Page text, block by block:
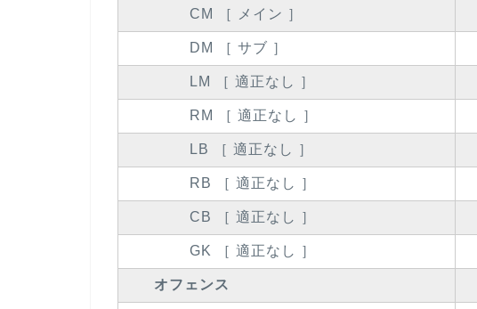
CM ［ メイン ］
DM ［ サブ ］
LM ［ 適正なし ］
RM ［ 適正なし ］
LB ［ 適正なし ］
RB ［ 適正なし ］
CB ［ 適正なし ］
GK ［ 適正なし ］
オフェンス